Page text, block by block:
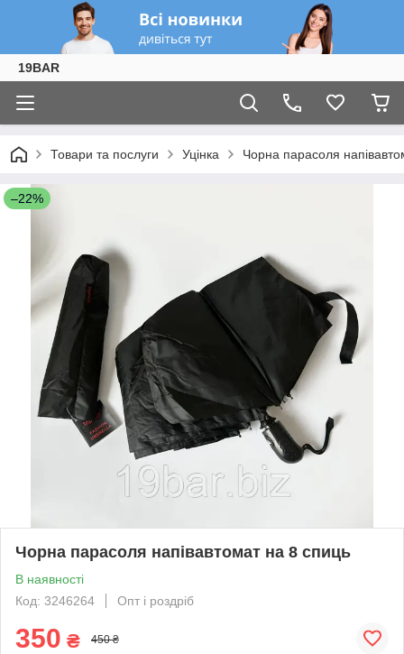
19BAR
Товари та послуги Уцінка Чорна парасоля
–22%
Чорна парасоля напівавтомат на 8 спиць
В наявності
Код: 3246264
Опт і роздріб
350 ₴ 450 ₴